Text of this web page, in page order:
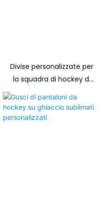
Divise personalizzate per
la squadra di hockey di